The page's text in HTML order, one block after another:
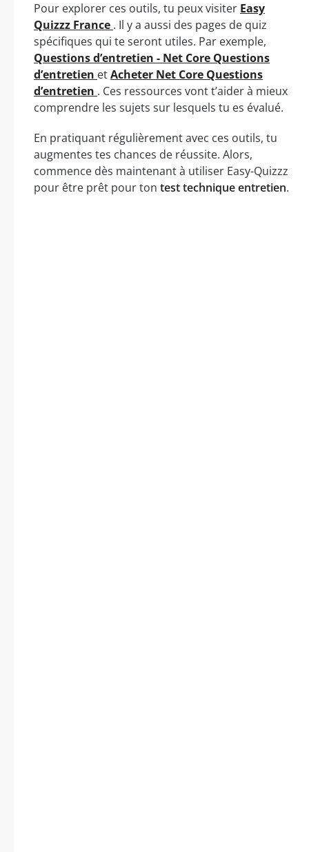
Pour explorer ces outils, tu peux visiter Easy
Quizzz France . Il y a aussi des pages de quiz
spécifiques qui te seront utiles. Par exemple,
Questions d’entretien - Net Core Questions
d’entretien etAcheter Net Core Questions
d’entretien . Ces ressources vont t’aider à mieux
comprendre les sujets sur lesquels tu es évalué.
En pratiquant régulièrement avec ces outils, tu
augmentes tes chances de réussite. Alors,
commence dès maintenant à utiliser Easy-Quizzz
pour être prêt pour ton test technique entretien.